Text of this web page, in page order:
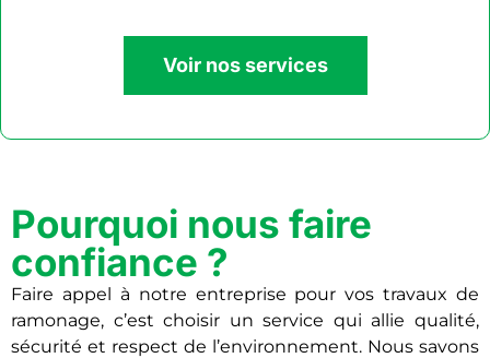
Voir nos services
Pourquoi nous faire
confiance ?
Faire appel à notre entreprise pour vos travaux de
ramonage, c’est choisir un service qui allie qualité,
sécurité et respect de l’environnement. Nous savons